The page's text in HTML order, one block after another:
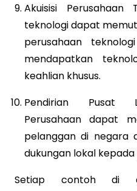
Akuisisi Perusahaan
teknologi dapat
perusahaan
mendapatkan
keahlian khusus.
Pendirian Pusat
Perusahaan dapat
pelanggan di negara
dukungan lokal
Setiap contoh di